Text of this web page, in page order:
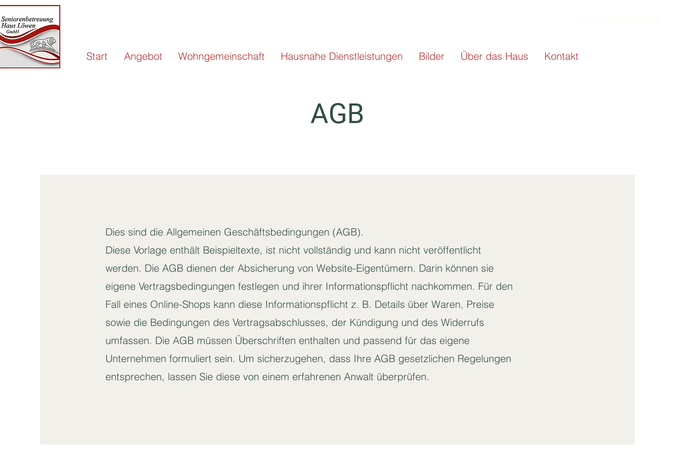
Start Angebot Wohngemeinschaft Hausnahe Dienstleistungen Bilder Über das Haus Kontakt
AGB
Dies sind die Allgemeinen Geschäftsbedingungen (AGB).
Diese Vorlage enthält Beispieltexte, ist nicht vollständig und kann nicht veröffentlicht
werden. Die AGB dienen der Absicherung von Website-Eigentümern. Darin können sie
eigene Vertragsbedingungen festlegen und ihrer Informationspflicht nachkommen. Für den
Fall eines Online-Shops kann diese Informationspflicht z. B. Details über Waren, Preise
sowie die Bedingungen des Vertragsabschlusses, der Kündigung und des Widerrufs
umfassen. Die AGB müssen Überschriften enthalten und passend für das eigene
Unternehmen formuliert sein. Um sicherzugehen, dass Ihre AGB gesetzlichen Regelungen
entsprechen, lassen Sie diese von einem erfahrenen Anwalt überprüfen.